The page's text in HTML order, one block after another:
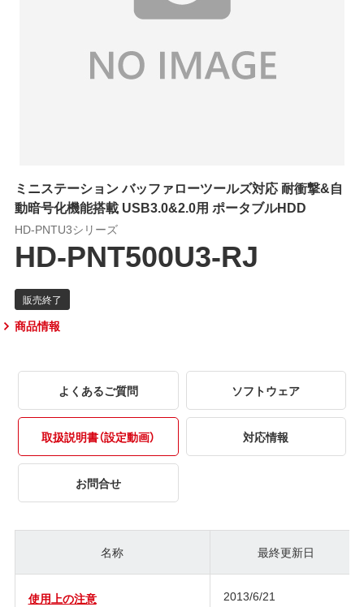
ミニステーション バッファローツールズ対応 耐衝撃&自
動暗号化機能搭載 USB3.0&2.0用 ポータブルHDD
HD-PNTU3シリーズ
HD-PNT500U3-RJ
商品情報
よくあるご質問 ソフトウェア
取扱説明書（設定動画） 対応情報
お問合せ
名称 最終更新日
使用上の注意 2013/6/21